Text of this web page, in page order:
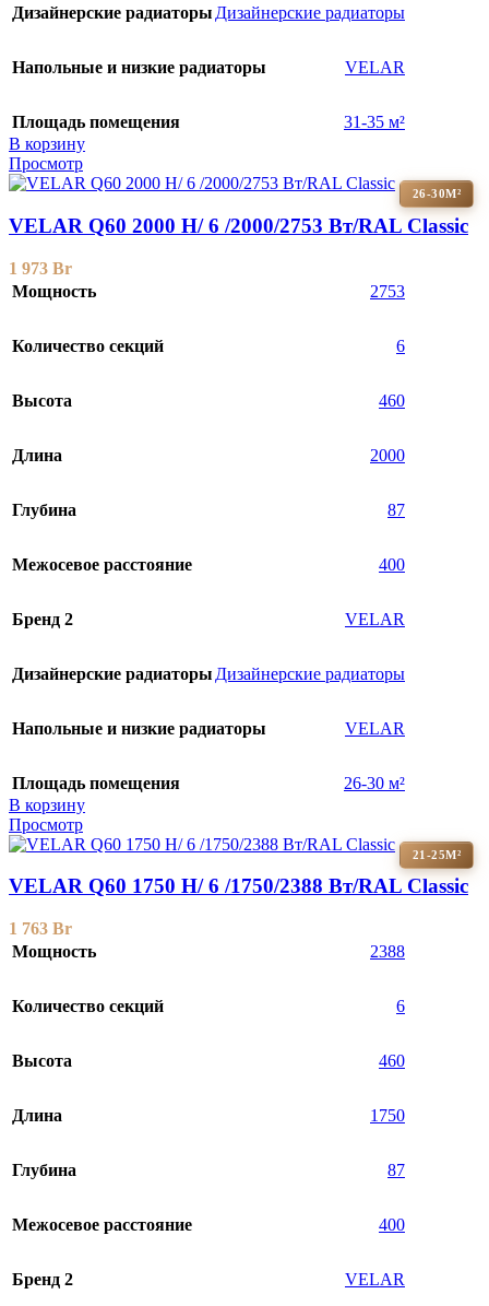
Дизайнерские радиаторы Дизайнерские радиаторы
Напольные и низкие радиаторы VELAR
Площадь помещения
31-35 м²
В корзину
Просмотр
26-30М²
VELAR Q60 2000 H/ 6 /2000/2753 Вт/RAL Classic
1 973 Br
Мощность
2753
Количество секций 6
Высота 460
Длина 2000
Глубина 87
Межосевое расстояние 400
Бренд 2 VELAR
Дизайнерские радиаторы Дизайнерские радиаторы
Напольные и низкие радиаторы VELAR
Площадь помещения
26-30 м²
В корзину
Просмотр
21-25М²
VELAR Q60 1750 H/ 6 /1750/2388 Вт/RAL Classic
1 763 Br
Мощность
2388
Количество секций 6
Высота 460
Длина 1750
Глубина 87
Межосевое расстояние 400
Бренд 2 VELAR